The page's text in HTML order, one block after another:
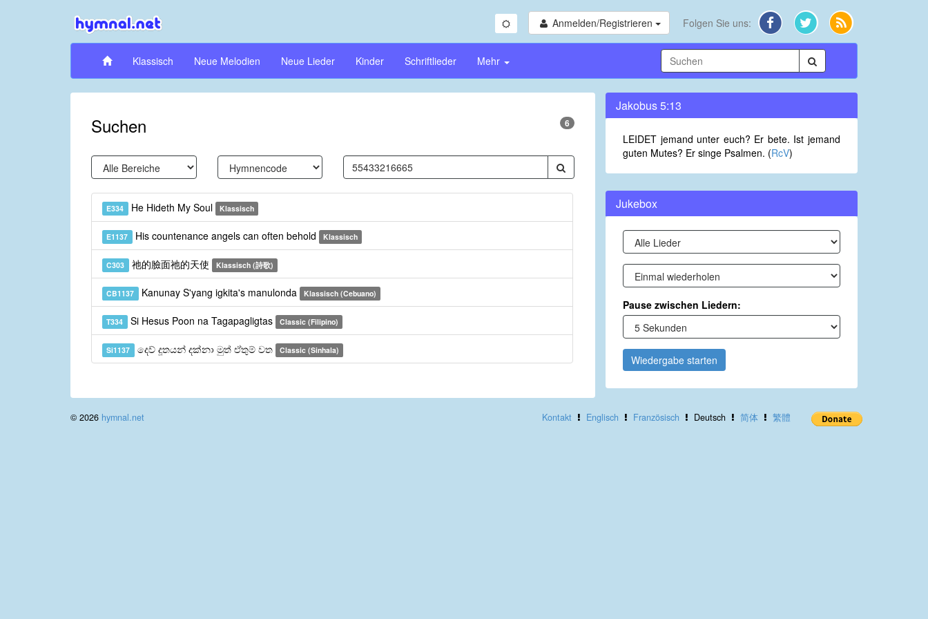
Anmelden/Registrieren Folgen Sie uns:
Klassisch Neue Melodien Neue Lieder Kinder Schriftlieder Mehr
Suchen 6
E334 He Hideth My Soul Klassisch
E1137 His countenance angels can often behold Klassisch
C303 祂的臉面祂的天使 Klassisch (詩歌)
CB1137 Kanunay S'yang igkita's manulonda Klassisch (Cebuano)
T334 Si Hesus Poon na Tagapagligtas Classic (Filipino)
Si1137 දෙව් දූතයන් දක්නා මුත් ඒතුම් වත Classic (Sinhala)
Jakobus 5:13
LEIDET jemand unter euch? Er bete. Ist jemand
guten Mutes? Er singe Psalmen. (RcV)
Jukebox
Pause zwischen Liedern:
Wiedergabe starten
Kontakt Englisch Französisch Deutsch 简体 繁體
© 2026 hymnal.net